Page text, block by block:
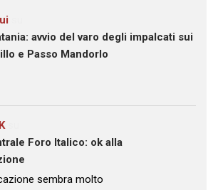
avvio del varo degli impalcati sui
e Passo Mandorlo
su
Foro Italico: ok alla
sembra molto